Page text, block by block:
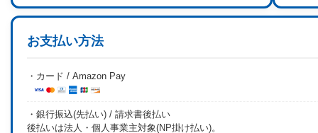
お支払い方法
・カード / Amazon Pay
・銀行振込(先払い) / 請求書後払い
後払いは法人・個人事業主対象(NP掛け払い)。